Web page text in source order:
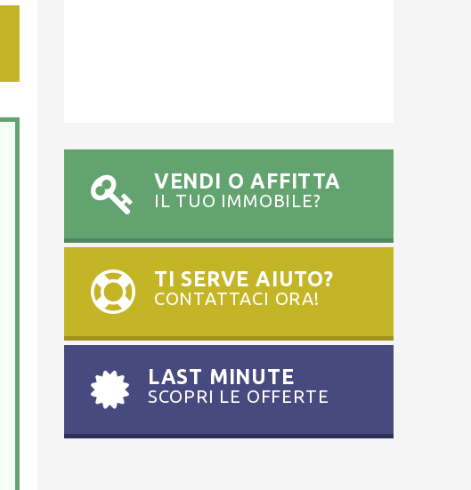
VENDI O AFFITTA
IL TUO IMMOBILE?
TI SERVE AIUTO?
CONTATTACI ORA!
LAST MINUTE
SCOPRI LE OFFERTE